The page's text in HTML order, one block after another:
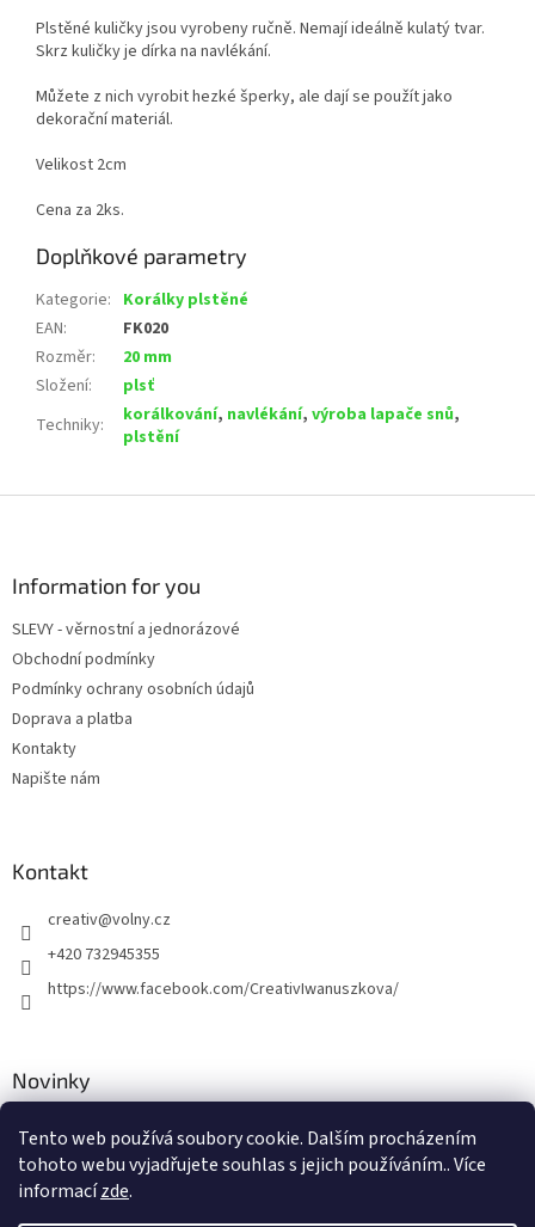
Tento web používá soubory cookie. Dalším procházením
tohoto webu vyjadřujete souhlas s jejich používáním.. Více
informacízde.
Plstěné kuličky jsou vyrobeny ručně. Nemají ideálně kulatý tvar.
Skrz kuličky je dírka na navlékání.
Můžete z nich vyrobit hezké šperky, ale dají se použít jako
dekorační materiál.
Velikost 2cm
Cena za 2ks.
Doplňkové parametry
Kategorie: Korálky plstěné
EAN:
FK020
Rozměr:
20 mm
Složení:
plsť
Techniky: korálkování, navlékání, výroba lapače snů,
plstění
Information for you
SLEVY - věrnostní a jednorázové
Obchodní podmínky
Podmínky ochrany osobních údajů
Doprava a platba
Kontakty
Napište nám
Kontakt
creativ@volny.cz
+420 732945355
https://www.facebook.com/CreativIwanuszkova/
Novinky
30.8.2018